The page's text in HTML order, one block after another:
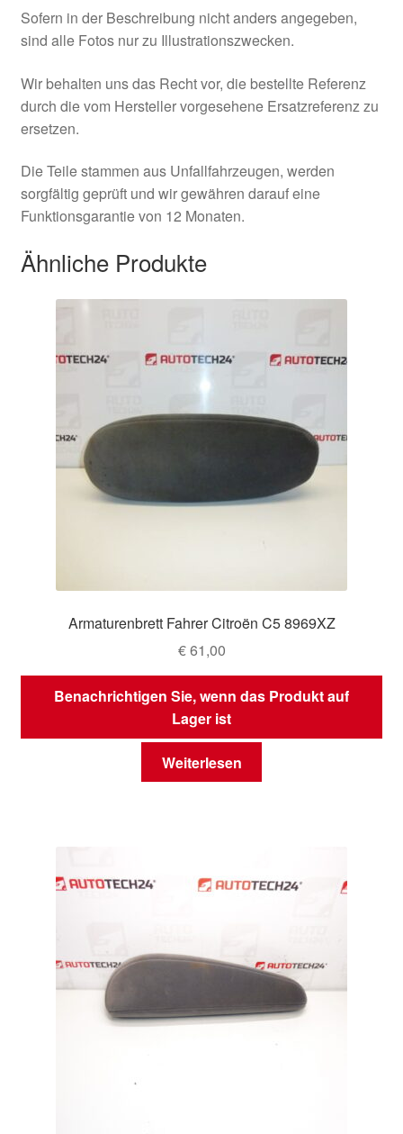
Sofern in der Beschreibung nicht anders angegeben,
sind alle Fotos nur zu Illustrationszwecken.
Wir behalten uns das Recht vor, die bestellte Referenz
durch die vom Hersteller vorgesehene Ersatzreferenz zu
ersetzen.
Die Teile stammen aus Unfallfahrzeugen, werden
sorgfältig geprüft und wir gewähren darauf eine
Funktionsgarantie von 12 Monaten.
Ähnliche Produkte
Armaturenbrett Fahrer Citroën C5 8969XZ
€61,00
Benachrichtigen Sie, wenn das Produkt auf
Lager ist
Weiterlesen